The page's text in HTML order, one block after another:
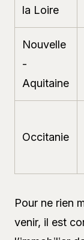
la Loire
Nouvelle
-
Aquitaine
Occitanie
Pour ne rien
venir, il est